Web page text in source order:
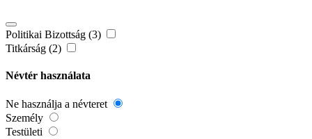
Politikai Bizottság (3)
Titkárság (2)
Névtér használata
Ne használja a névteret
Személy
Testületi